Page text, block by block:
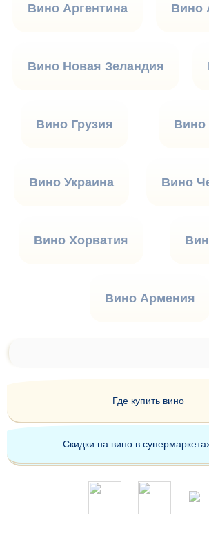
Вино Аргентина Вино
Вино Новая Зеландия
Вино Грузия Вино
Вино Украина Вино
Вино Хорватия
Вино Армения
Где купить вино
Скидки на вино в